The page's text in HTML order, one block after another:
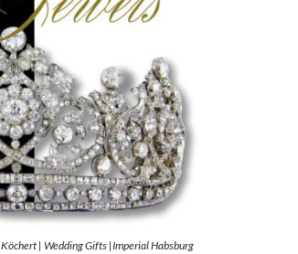
| Wedding Gifts |Imperial Habsburg